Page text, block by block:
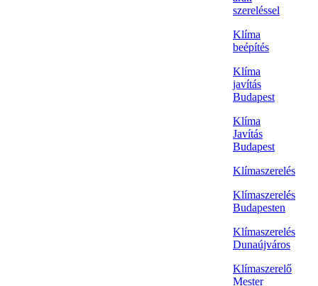
szereléssel
Klíma
beépítés
Klíma
javítás
Budapest
Klíma
Javítás
Budapest
Klímaszerelés
Klímaszerelés
Budapesten
Klímaszerelés
Dunaújváros
Klímaszerelő
Mester